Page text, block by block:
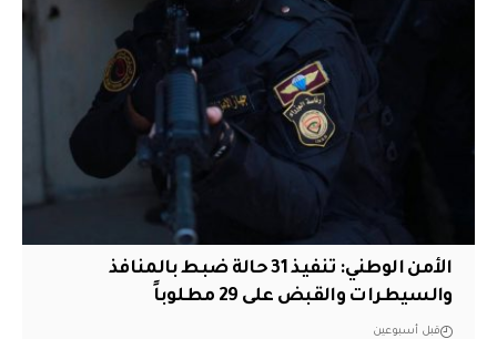
الأمن الوطني: تنفيذ 31 حالة ضبط بالمنافذ
والسيطرات والقبض على 29 مطلوباً
قبل أسبوعين